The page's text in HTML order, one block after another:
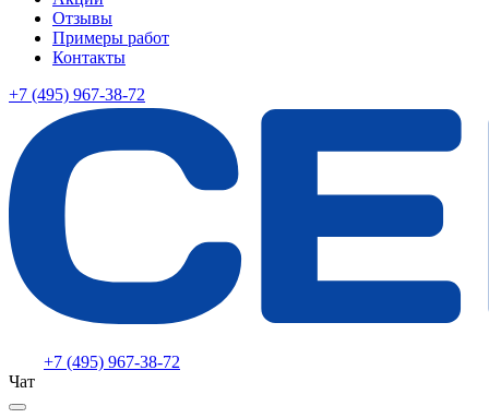
Отзывы
Примеры работ
Контакты
+7 (495) 967-38-72
+7 (495) 967-38-72
Чат